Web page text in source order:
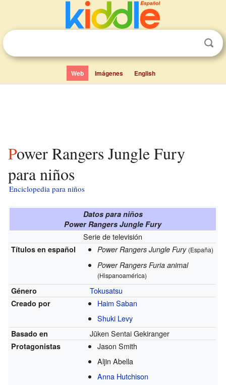
Web Imágenes English
Power Rangers Jungle Fury
para niños
Enciclopedia para niños
Datos para niños
Power Rangers Jungle Fury
Serie de televisión
Títulos en español Power Rangers Jungle Fury (España)
Power Rangers Furia animal
(Hispanoamérica)
Género Tokusatsu
Creado por
Haim Saban
Shuki Levy
Basado en Jūken Sentai Gekiranger
Protagonistas
Jason Smith
Aljin Abella
Anna Hutchison